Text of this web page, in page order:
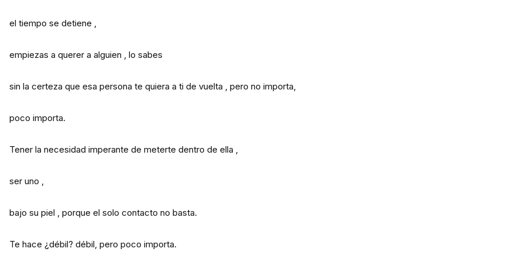
el tiempo se detiene ,
empiezas a querer a alguien , lo sabes
sin la certeza que esa persona te quiera a ti de vuelta , pero no importa,
poco importa.
Tener la necesidad imperante de meterte dentro de ella ,
ser uno ,
bajo su piel , porque el solo contacto no basta.
Te hace ¿débil? débil, pero poco importa.